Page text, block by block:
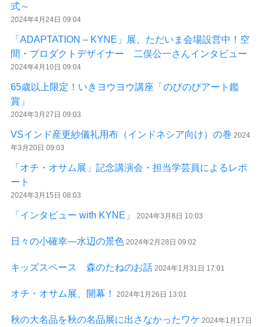
式～
2024年4月24日 09:04
「ADAPTATION – KYNE」展、ただいま会場設営中！空
間・プロダクトデザイナー 二俣公一さんインタビュー
2024年4月10日 09:04
65歳以上限定！いきヨウヨウ講座「のびのびアート鑑
賞」
2024年3月27日 09:03
VSインド産更紗儀礼用布（インドネシア向け）の巻 2024
年3月20日 09:03
「オチ・オサム展」記念講演会・担当学芸員によるレポ
ート
2024年3月15日 08:03
「インタビュー with KYNE」 2024年3月8日 10:03
日々の小確幸―水辺の景色 2024年2月28日 09:02
キッズスペース 森のたねのお話 2024年1月31日 17:01
オチ・オサム展、開幕！ 2024年1月26日 13:01
秋の大名品を秋の名品展に出さなかったワケ 2024年1月17日